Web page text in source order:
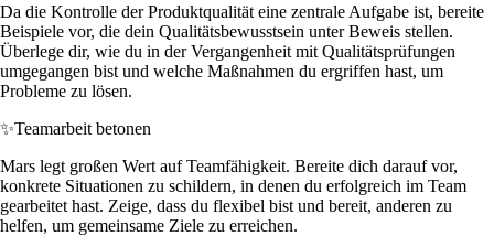
Da die Kontrolle der Produktqualität eine zentrale Aufgabe ist, bereite
Beispiele vor, die dein Qualitätsbewusstsein unter Beweis stellen.
Überlege dir, wie du in der Vergangenheit mit Qualitätsprüfungen
umgegangen bist und welche Maßnahmen du ergriffen hast, um
Probleme zu lösen.
✨Teamarbeit betonen
Mars legt großen Wert auf Teamfähigkeit. Bereite dich darauf vor,
konkrete Situationen zu schildern, in denen du erfolgreich im Team
gearbeitet hast. Zeige, dass du flexibel bist und bereit, anderen zu
helfen, um gemeinsame Ziele zu erreichen.